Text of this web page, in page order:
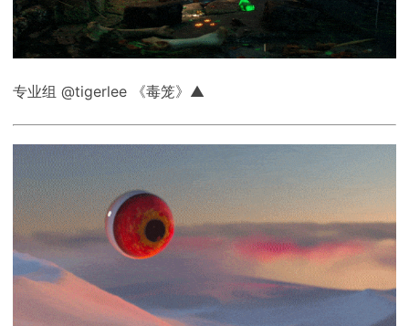
专业组 @tigerlee 《毒笼》▲